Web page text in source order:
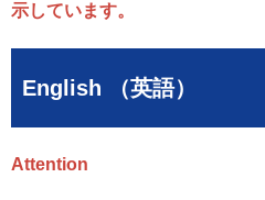
示しています。
English （英語）
Attention